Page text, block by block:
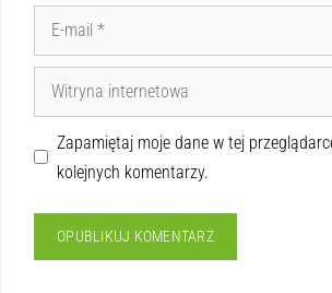
Zapamiętaj moje dane w tej
kolejnych komentarzy.